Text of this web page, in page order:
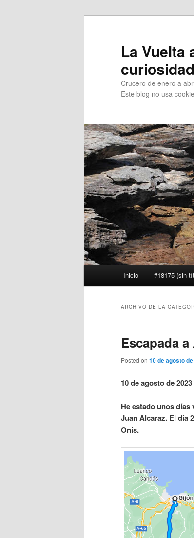
La Vuelta
Crucero de enero a
Este blog no usa
Inicio #18175 (sin
ARCHIVO DE LA
Escapada
Posted on 10 de agosto
10 de agosto de 2023
He estado unos
Juan Alcaraz. El día
Onís.